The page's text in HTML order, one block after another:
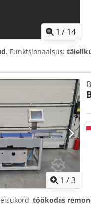
1 / 14
, Funktsionaalsus:
1 /3
töökodas